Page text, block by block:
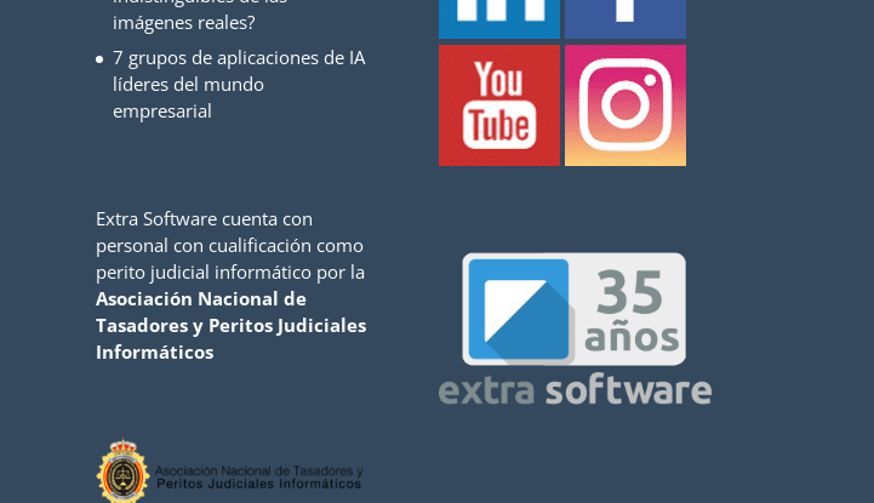
imágenes reales?
7 grupos de aplicaciones de IA
líderes del mundo
empresarial
Extra Software cuenta con
personal con cualificación como
perito judicial informático por la
Asociación Nacional de
Tasadores y Peritos Judiciales
Informáticos